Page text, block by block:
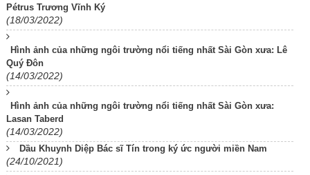
Pétrus Trương Vĩnh Ký
(18/03/2022)
Hình ảnh của những ngôi trường nổi tiếng nhất Sài Gòn xưa: Lê
Quý Đôn
(14/03/2022)
Hình ảnh của những ngôi trường nổi tiếng nhất Sài Gòn xưa:
Lasan Taberd
(14/03/2022)
Dầu Khuynh Diệp Bác sĩ Tín trong ký ức người miền Nam
(24/10/2021)